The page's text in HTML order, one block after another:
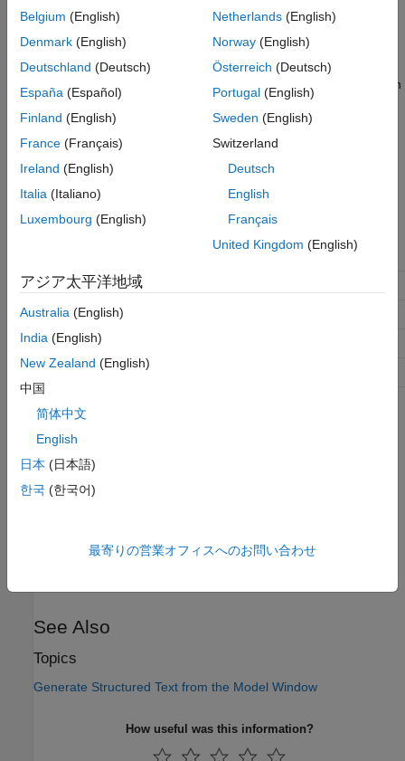
Settings
off (default) | on
On
Uses the subsystem instance name as the name of the Function
block instances in the generated code.
Off
Function blocks in the generated code.
Recommended Settings
Setting
Debugging
Traceability
Efficiency
Safety precaution
Programmatic Use
Parameter:
Type:string
Value: 'on'
Version History
See Also
Topics
Generate Structured Text from the Model Window
How useful was this information?
Belgium (English)
Denmark (English)
Deutschland (Deutsch)
España (Español)
Finland (English)
France (Français)
Ireland (English)
Italia (Italiano)
Luxembourg (English)
Netherlands(English)
Norway(English)
Österreich (Deutsch)
Portugal(English)
Sweden (English)
Switzerland
Deutsch
English
Français
United Kingdom (English)
アジア太平洋地域
Australia (English)
India (English)
New Zealand (English)
中国
简体中文
English
日本 (日本語)
한국 (한국어)
最寄りの営業オフィスへのお問い合わせ